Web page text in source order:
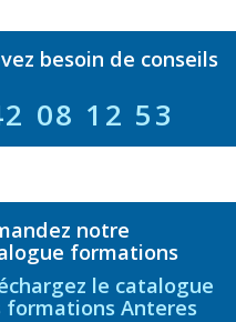
besoin de conseils
08 12 53
notre
formations
le catalogue
formations Anteres